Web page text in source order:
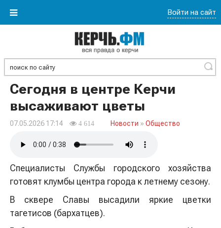
Найти
Войти на сайт
Сегодня в центре Керчи
высаживают цветы
07.05.2026 17:14 4 614 Новости » Общество
Специалисты Службы городского хозяйства
готовят клумбы центра города к летнему сезону.
В сквере Славы высадили яркие цветки
тагетисов (бархатцев).